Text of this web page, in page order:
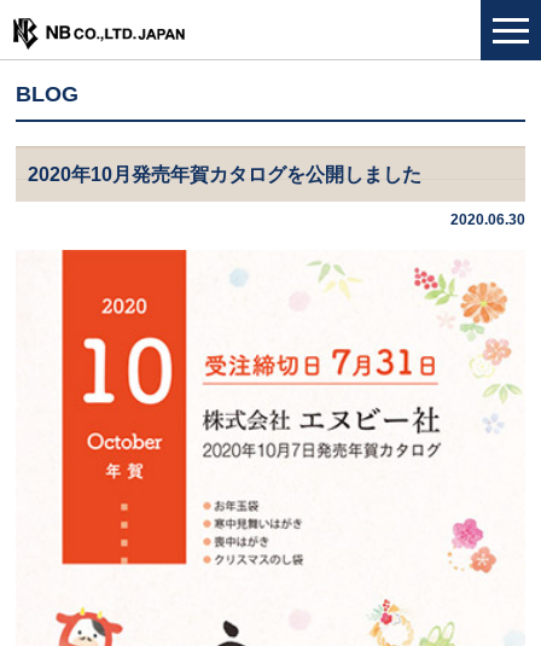
BLOG
2020年10月発売年賀カタログを公開しました
2020.06.30